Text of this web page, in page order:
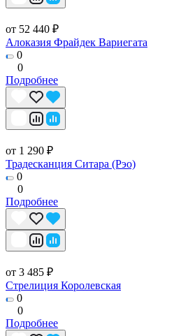
от 52 440 ₽
Алоказия Фрайдек Вариегата
0
0
Подробнее
от 1 290 ₽
Традесканция Ситара (Рэо)
0
0
Подробнее
от 3 485 ₽
Стрелиция Королевская
0
0
Подробнее